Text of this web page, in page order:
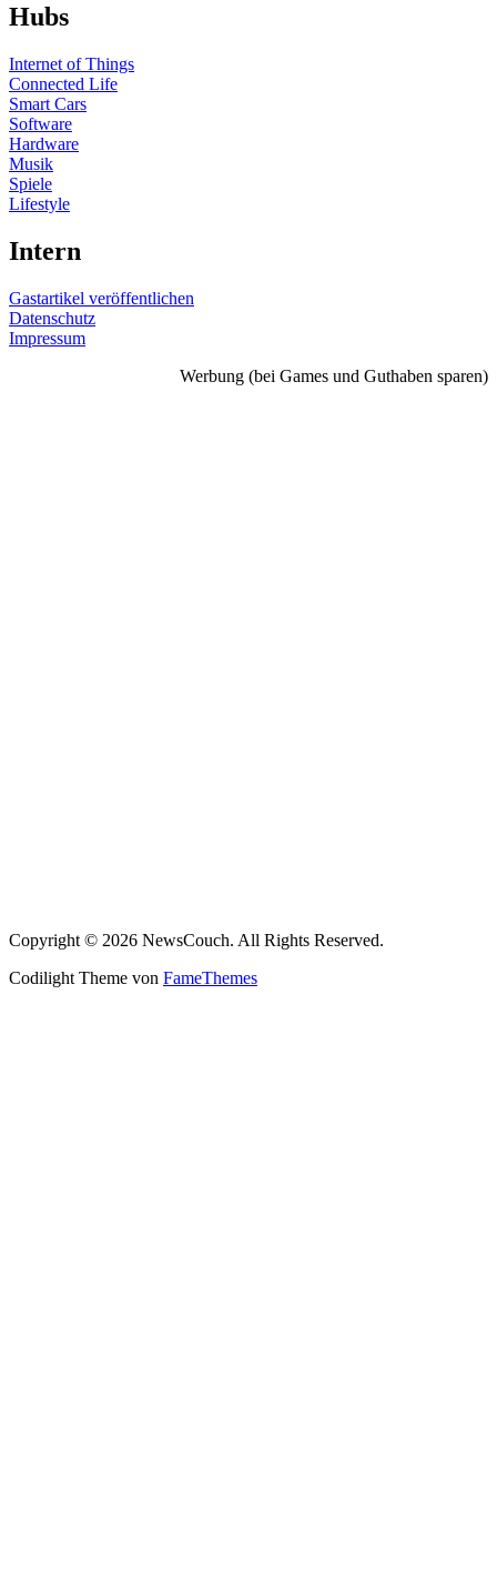
Hubs
Internet of Things
Connected Life
Smart Cars
Software
Hardware
Musik
Spiele
Lifestyle
Intern
Gastartikel veröffentlichen
Datenschutz
Impressum
Werbung (bei Games und Guthaben sparen)
Copyright © 2026 NewsCouch. All Rights Reserved.
Codilight Theme von FameThemes